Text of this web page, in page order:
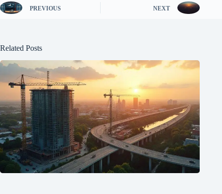
PREVIOUS NEXT
Related Posts